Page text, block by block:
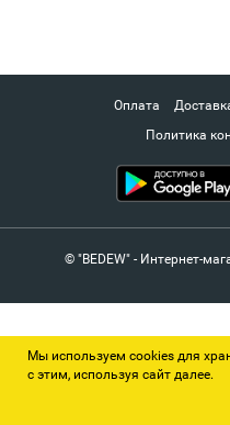
Оплата
Политика
© "BEDEW" - Интернет-
Мы используем cookies для
с этим, используя сайт далее.